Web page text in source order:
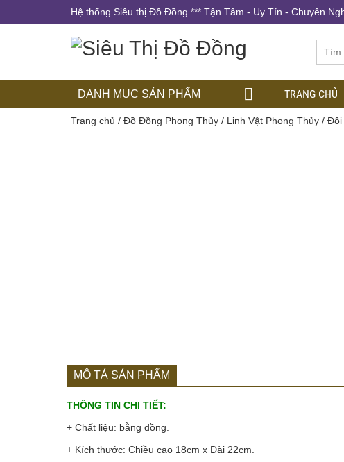
Hệ thống Siêu thị Đồ Đồng *** Tận Tâm - Uy Tín - Chuyên
DANH MỤC SẢN PHẨM TRANG CHỦ
Trang chủ / Đồ Đồng Phong Thủy / Linh Vật Phong Thủy / Đôi
MÔ TẢ SẢN PHẨM
THÔNG TIN CHI TIẾT:
+ Chất liệu: bằng đồng.
+ Kích thước: Chiều cao 18cm x Dài 22cm.